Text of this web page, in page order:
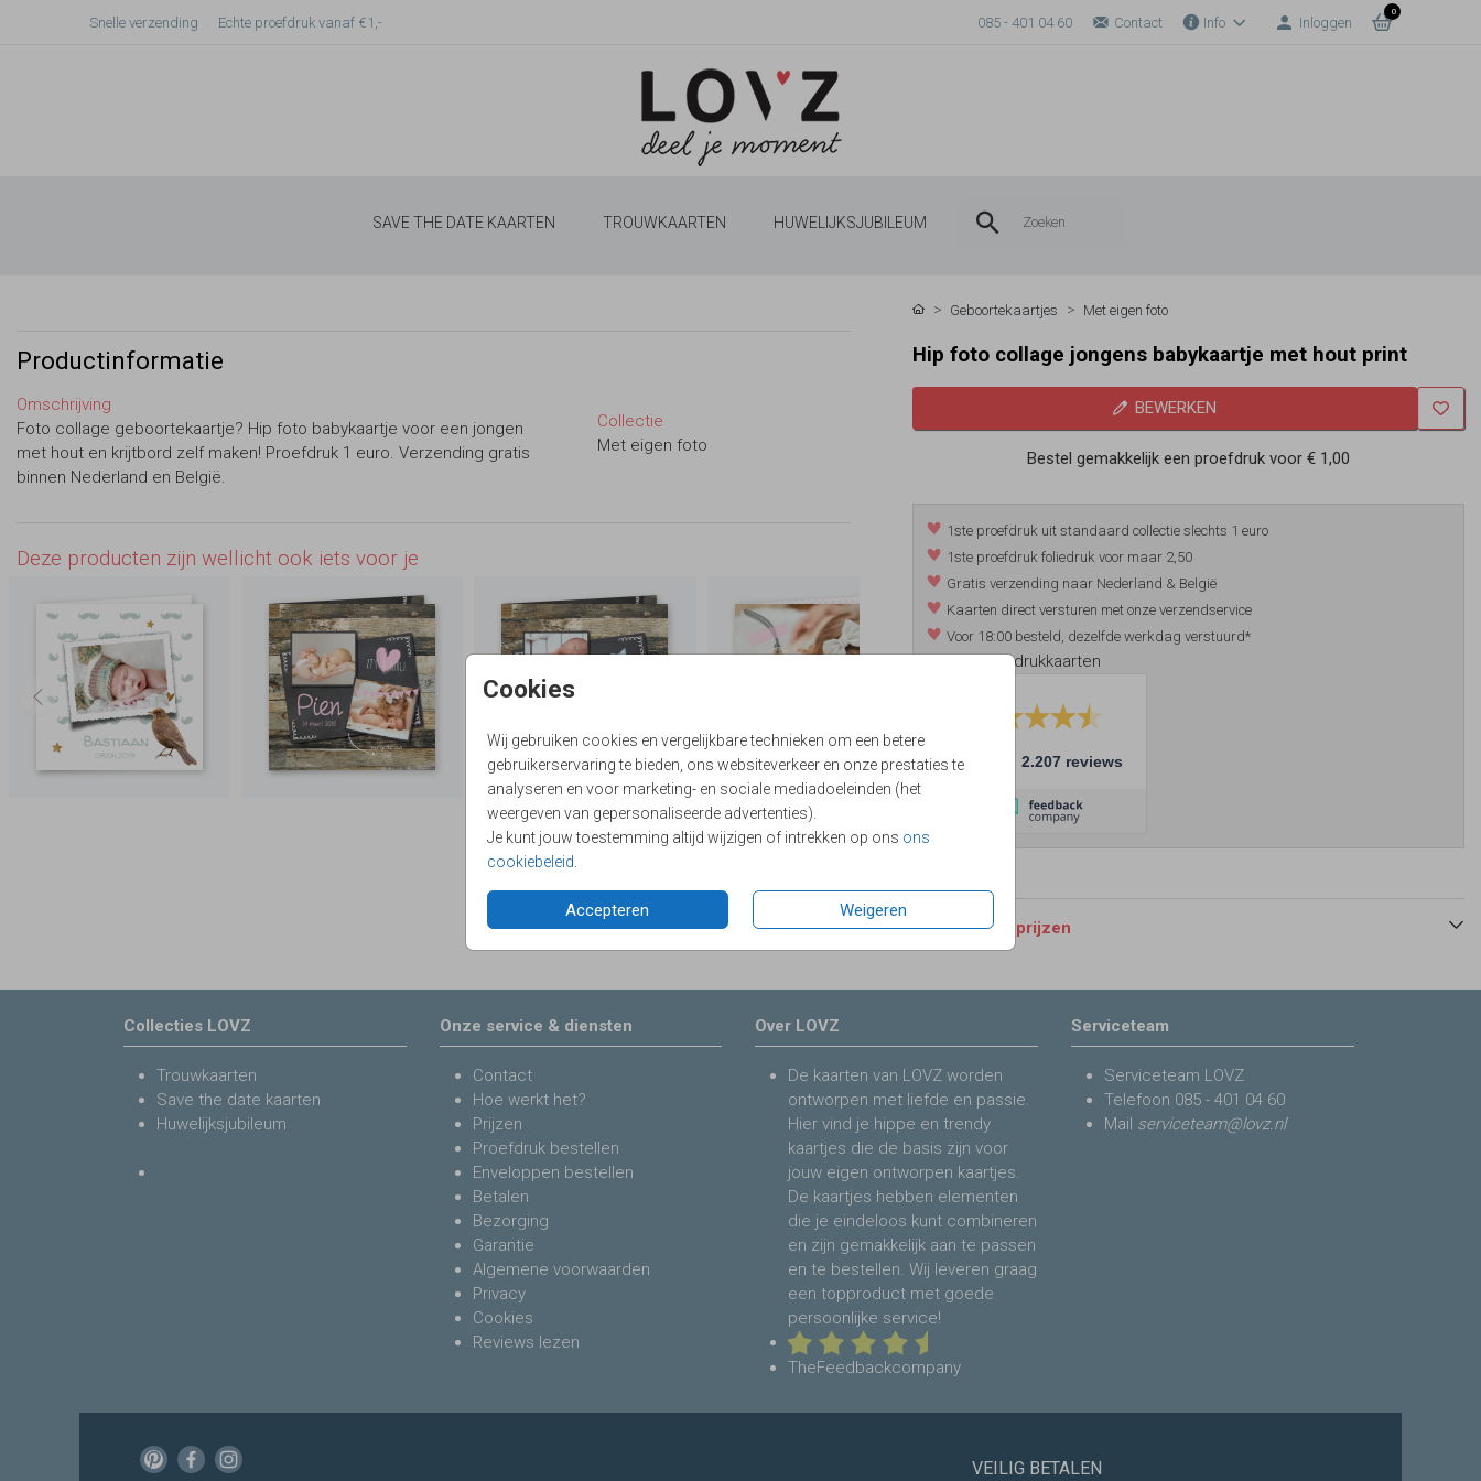
Snelle verzending Echte proefdruk vanaf €1,- 085 - 401 04 60 Contact Info Inloggen
0
SAVE THE DATE KAARTEN TROUWKAARTEN HUWELIJKSJUBILEUM
Cookies
Wij gebruiken cookies en vergelijkbare technieken om een betere
gebruikerservaring te bieden, ons websiteverkeer en onze prestaties te
analyseren en voor marketing- en sociale mediadoeleinden (het
weergeven van gepersonaliseerde advertenties).
Je kunt jouw toestemming altijd wijzigen of intrekken op ons ons
cookiebeleid
Accepteren Weigeren
Productinformatie
Omschrijving
Foto collage geboortekaartje? Hip foto babykaartje voor een jongen
met hout en krijtbord zelf maken! Proefdruk 1 euro. Verzending gratis
binnen Nederland en België.
Collectie
Met eigen foto
Deze producten zijn wellicht ook iets voor je
Geboortekaartjes Met eigen foto
Hip foto collage jongens babykaartje met hout print
BEWERKEN
Bestel gemakkelijk een proefdruk voor€ 1,00
1ste proefdruk uit standaard collectie slechts 1 euro
1ste proefdruk foliedruk voor maar 2,50
Gratis verzending naar Nederland & België
Kaarten direct versturen met onze verzendservice
Voor 18:00 besteld, dezelfde werkdag verstuurd*
*m.u.v. foliedrukkaarten
9.4 2.207 reviews
Formaten en prijzen
Collecties LOVZ
Trouwkaarten
Save the date kaarten
Huwelijksjubileum
Onze service & diensten
Contact
Hoe werkt het?
Prijzen
Proefdruk bestellen
Enveloppen bestellen
Betalen
Bezorging
Garantie
Algemene voorwaarden
Privacy
Cookies
Reviews lezen
Over LOVZ
De kaarten van LOVZ worden
ontworpen met liefde en passie.
Hier vind je hippe en trendy
kaartjes die de basis zijn voor
jouw eigen ontworpen kaartjes.
De kaartjes hebben elementen
die je eindeloos kunt combineren
en zijn gemakkelijk aan te passen
en te bestellen. Wij leveren graag
een topproduct met goede
persoonlijke service!
TheFeedbackcompany
Serviceteam
Serviceteam LOVZ
Telefoon 085 - 401 04 60
Mail serviceteam@lovz.nl
VEILIG BETALEN